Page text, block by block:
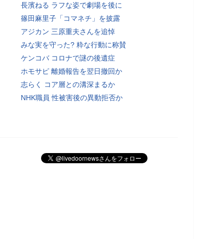
長濱ねる ラフな姿で劇場を後に
篠田麻里子「コマネチ」を披露
アジカン 三原重夫さんを追悼
みな実を守った? 粋な行動に称賛
ケンコバ コロナで謎の後遺症
ホモサピ 離婚報告を翌日撤回か
志らく コア層との溝深まるか
NHK職員 性被害後の異動拒否か